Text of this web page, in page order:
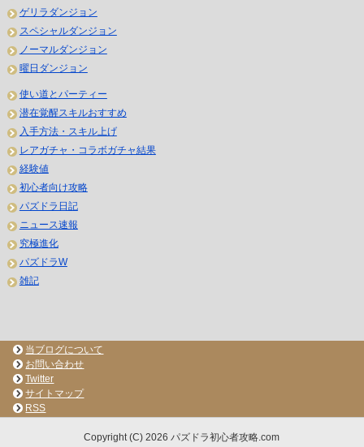
ゲリラダンジョン
スペシャルダンジョン
ノーマルダンジョン
曜日ダンジョン
使い道とパーティー
潜在覚醒スキルおすすめ
入手方法・スキル上げ
レアガチャ・コラボガチャ結果
経験値
初心者向け攻略
パズドラ日記
ニュース速報
究極進化
パズドラW
雑記
当ブログについて
お問い合わせ
Twitter
サイトマップ
RSS
Copyright (C) 2026 パズドラ初心者攻略.com